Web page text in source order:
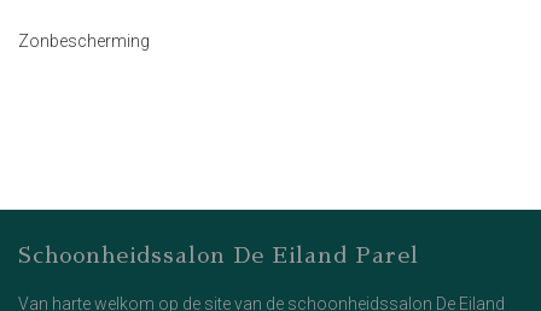
Zonbescherming
Schoonheidssalon De Eiland Parel
Van harte welkom op de site van de schoonheidssalon De Eiland